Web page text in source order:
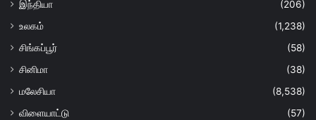
இந்தியா
(206)
உலகம்
(1,238)
சிங்கப்பூர்
(58)
சினிமா
(38)
மலேசியா
(8,538)
விளையாட்டு
(57)